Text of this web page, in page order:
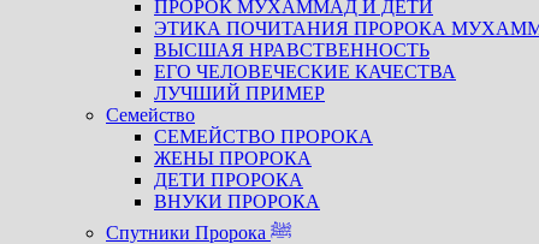
ПРОРОК МУХАММАД И ДЕТИ
ЭТИКА ПОЧИТАНИЯ ПРОРОКА
ВЫСШАЯ НРАВСТВЕННОСТЬ
ЕГО ЧЕЛОВЕЧЕСКИЕ КАЧЕСТВА
ЛУЧШИЙ ПРИМЕР
Семейство
СЕМЕЙСТВО ПРОРОКА
ЖЕНЫ ПРОРОКА
ДЕТИ ПРОРОКА
ВНУКИ ПРОРОКА
Спутники Пророка ﷺ